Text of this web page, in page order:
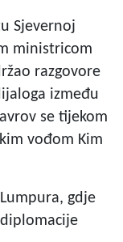
Sjevernoj
ministricom
razgovore
između
se tijekom
vođom Kim
gdje